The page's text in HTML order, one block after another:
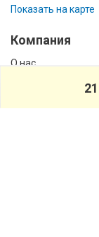
Показать на карте
Компания
О нас